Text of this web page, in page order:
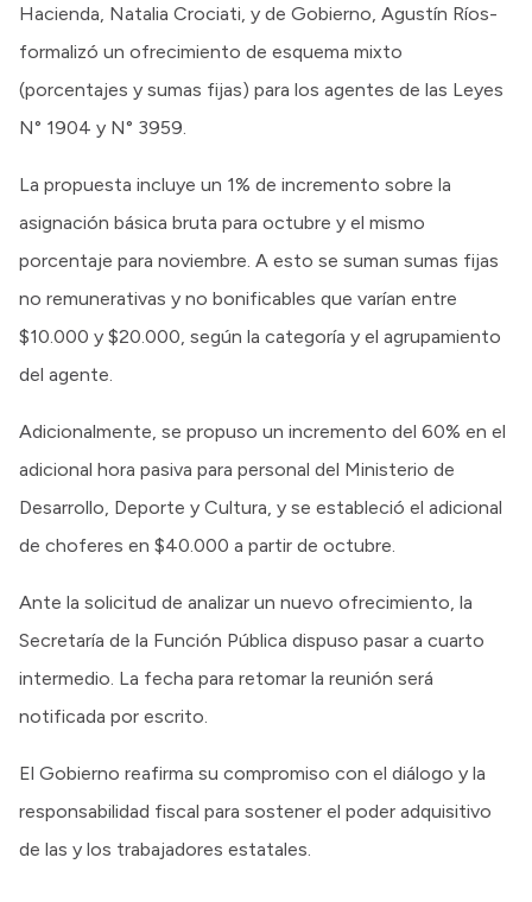
Hacienda, Natalia Crociati, y de Gobierno, Agustín Ríos-
formalizó un ofrecimiento de esquema mixto
(porcentajes y sumas fijas) para los agentes de las Leyes
N° 1904 y N° 3959.
La propuesta incluye un 1% de incremento sobre la
asignación básica bruta para octubre y el mismo
porcentaje para noviembre. A esto se suman sumas fijas
no remunerativas y no bonificables que varían entre
$10.000 y $20.000, según la categoría y el agrupamiento
del agente.
Adicionalmente, se propuso un incremento del 60% en el
adicional hora pasiva para personal del Ministerio de
Desarrollo, Deporte y Cultura, y se estableció el adicional
de choferes en $40.000 a partir de octubre.
Ante la solicitud de analizar un nuevo ofrecimiento, la
Secretaría de la Función Pública dispuso pasar a cuarto
intermedio. La fecha para retomar la reunión será
notificada por escrito.
El Gobierno reafirma su compromiso con el diálogo y la
responsabilidad fiscal para sostener el poder adquisitivo
de las y los trabajadores estatales.